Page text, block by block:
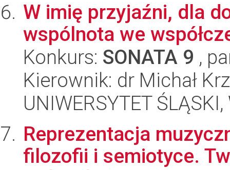
W imię przyjaźni, dla
wspólnota we
Konkurs: SONATA 9 ,
Kierownik: dr Michał
UNIWERSYTET
Reprezentacja
filozofii i semiotyce.